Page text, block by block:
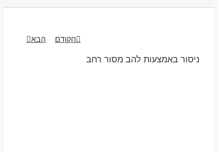
הקודם הבא
ניסור באמצעות להב מסור רחב